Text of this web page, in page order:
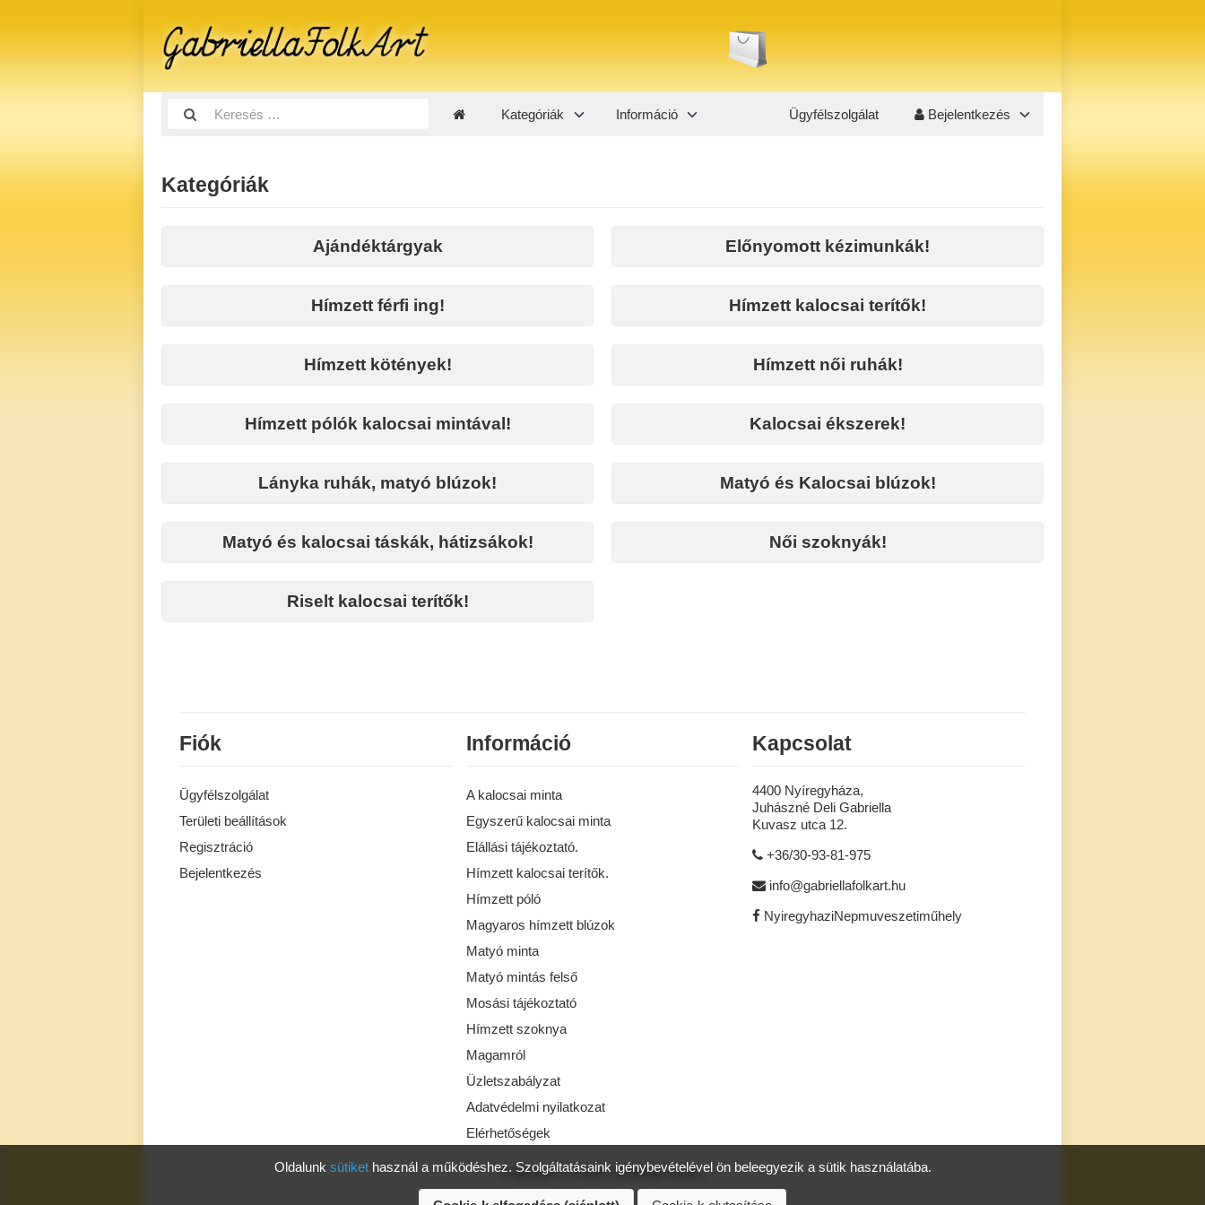
Oldalunk sütikethasznál a működéshez. Szolgáltatásaink igénybevételével ön beleegyezik a sütik használatába.
Kategóriák Információ Ügyfélszolgálat Bejelentkezés
Kategóriák
Ajándéktárgyak Előnyomott kézimunkák!
Hímzett férfi ing! Hímzett kalocsai terítők!
Hímzett kötények! Hímzett női ruhák!
Hímzett pólók kalocsai mintával! Kalocsai ékszerek!
Lányka ruhák, matyó blúzok! Matyó és Kalocsai blúzok!
Matyó és kalocsai táskák, hátizsákok! Női szoknyák!
Riselt kalocsai terítők!
Fiók
Ügyfélszolgálat
Területi beállítások
Regisztráció
Bejelentkezés
Információ
A kalocsai minta
Egyszerű kalocsai minta
Elállási tájékoztató.
Hímzett kalocsai terítők.
Hímzett póló
Magyaros hímzett blúzok
Matyó minta
Matyó mintás felső
Mosási tájékoztató
Hímzett szoknya
Magamról
Üzletszabályzat
Adatvédelmi nyilatkozat
Elérhetőségek
Kapcsolat
4400 Nyíregyháza,
Juhászné Deli Gabriella
Kuvasz utca 12.
+36/30-93-81-975
info@gabriellafolkart.hu
NyiregyhaziNepmuveszetiműhely
Copyright © 2026 GabriellaFolkArt.